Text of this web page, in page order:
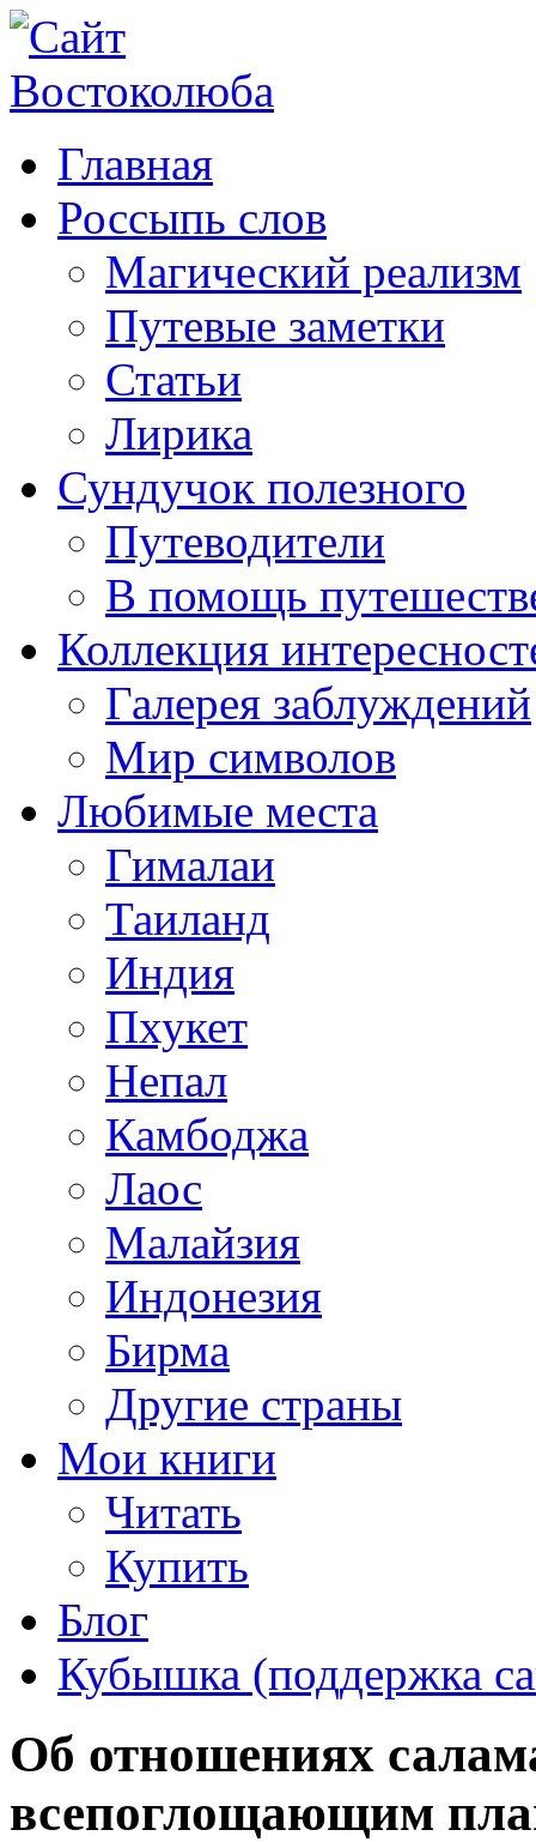
Главная
Россыпь слов
Магический реализм
Путевые заметки
Статьи
Лирика
Сундучок полезного
Путеводители
В помощь
Коллекция
Галерея заблуждений
Мир символов
Любимые места
Гималаи
Таиланд
Индия
Пхукет
Непал
Камбоджа
Лаос
Малайзия
Индонезия
Бирма
Другие страны
Мои книги
Читать
Купить
Блог
Кубышка (поддержка
Об отношениях
всепоглощающим